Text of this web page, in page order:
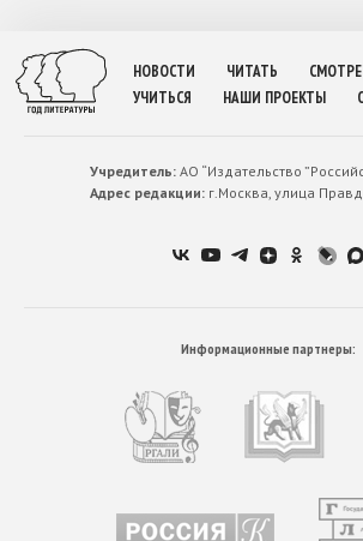
НОВОСТИ ЧИТАТЬ
УЧИТЬСЯ
НАШИ ПРОЕКТЫ
Учредитель:АО “Издательство
Адрес редакции:г.Москва, улица
Информационные партнеры: